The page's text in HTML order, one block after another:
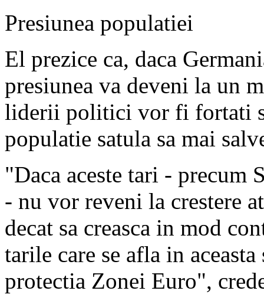
Presiunea populatiei
El prezice ca, daca
presiunea va deveni la un
liderii politici vor fi fortati
populatie satula sa mai
"Daca aceste tari - precum
- nu vor reveni la crestere
decat sa creasca in mod
tarile care se afla in
protectia Zonei Euro",